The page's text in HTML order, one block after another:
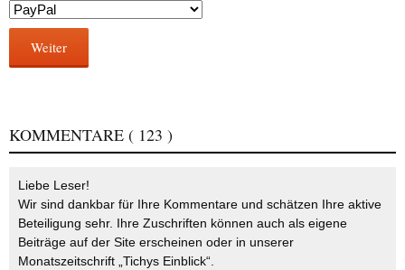
Weiter
KOMMENTARE ( 123 )
Liebe Leser!
Wir sind dankbar für Ihre Kommentare und schätzen Ihre aktive
Beteiligung sehr. Ihre Zuschriften können auch als eigene
Beiträge auf der Site erscheinen oder in unserer
Monatszeitschrift „Tichys Einblick“.